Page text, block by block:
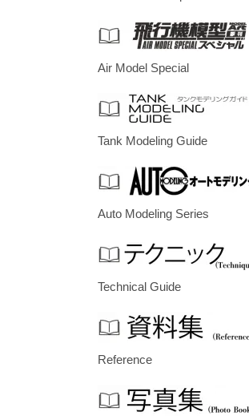
Air Model Special
Tank Modeling Guide
Auto Modeling Series
Technical Guide
Reference